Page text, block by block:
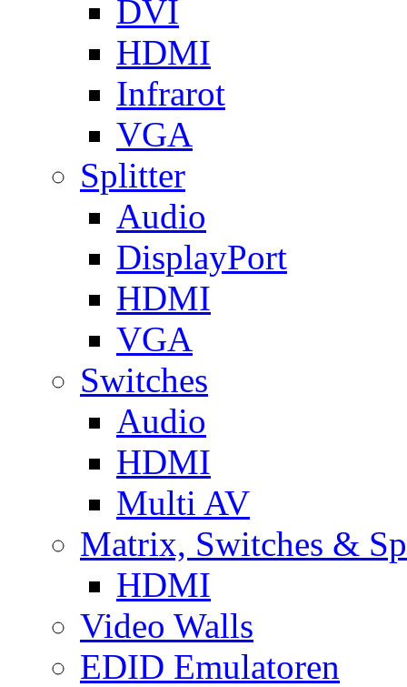
DVI
HDMI
Infrarot
VGA
Splitter
Audio
DisplayPort
HDMI
VGA
Switches
Audio
HDMI
Multi AV
Matrix, Switches &
HDMI
Video Walls
EDID Emulatoren